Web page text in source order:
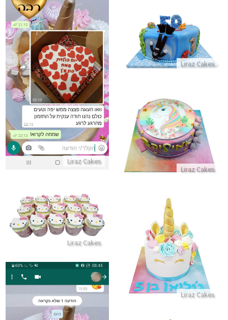
Liraz Cakes
ביקורות מלוקוחת לעוגה
התקשר/י
Liraz Cakes
עוגת צלילה מבצק סוכר
התקשר/י
Liraz Cakes
עוגת חד קרן
התקשר/י
Liraz Cakes
קאפקייקס הלו קיטי
התקשר/י
Liraz Cakes
עוגת יום הולדת בעיצוב חד קרן
התקשר/י